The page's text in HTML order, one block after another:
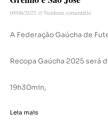
09/06/2025 Nenhum comentário
A Federação Gaúcha de
Recopa Gaúcha 2025 será
19h30min,
Leia mais